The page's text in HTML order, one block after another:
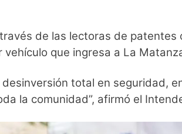
de las lectoras de
que ingresa a La
total en seguridad,
la comunidad”, afirmó el